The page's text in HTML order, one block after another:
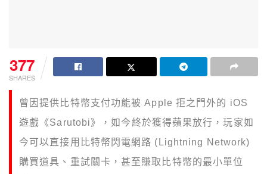
377
SHARES
曾因提供比特幣支付功能被 Apple 拒之門外的 iOS
遊戲《Sarutobi》，如今終於獲得蘋果放行，玩家如
今可以直接用比特幣閃電網路 (Lightning Network)
購買道具、重試關卡，甚至賺取比特幣的最小單位